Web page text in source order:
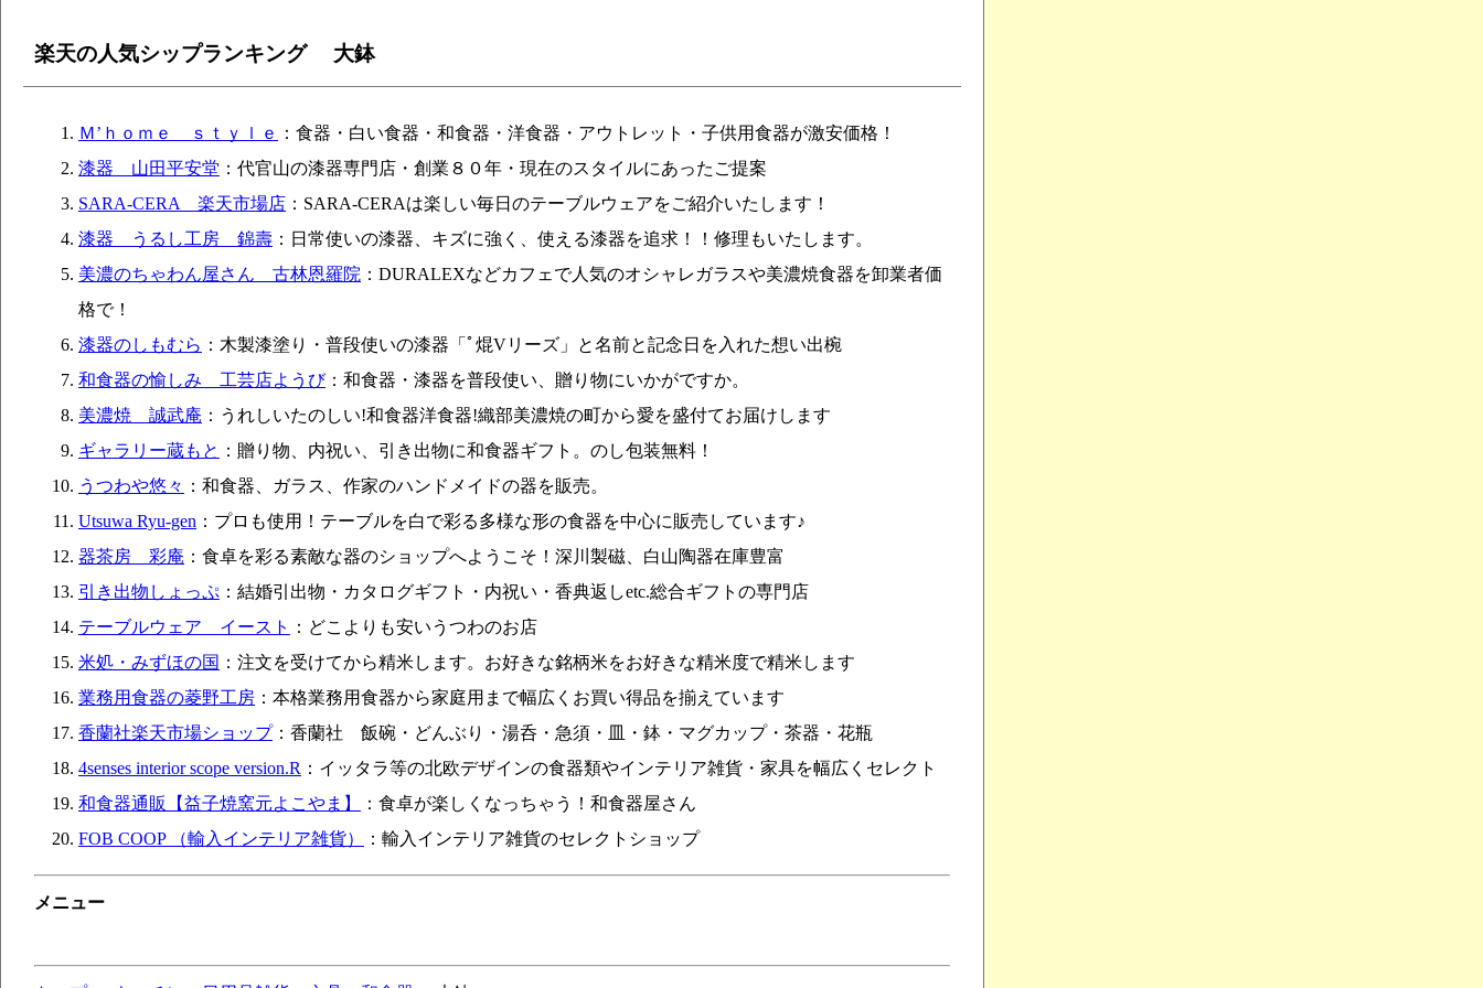
楽天の人気シップランキング 大鉢
Ｍ’ｈｏｍｅ ｓｔｙｌｅ
：食器・白い食器・和食器・洋食器・アウトレット・子供用食器が激安価格！
漆器 山田平安堂 ：代官山の漆器専門店・創業８０年・現在のスタイルにあったご提案
SARA-CERA 楽天市場店 ：SARA-CERAは楽しい毎日のテーブルウェアをご紹介いたします！
漆器 うるし工房 錦壽 ：日常使いの漆器、キズに強く、使える漆器を追求！！修理もいたします。
美濃のちゃわん屋さん 古林恩羅院 ：DURALEXなどカフェで人気のオシャレガラスや美濃焼食器を卸業者価
格で！
漆器のしもむら ：木製漆塗り・普段使いの漆器「ﾟ焜Vリーズ」と名前と記念日を入れた想い出椀
和食器の愉しみ 工芸店ようび：和食器・漆器を普段使い、贈り物にいかがですか。
美濃焼 誠武庵 ：うれしいたのしい!和食器洋食器!織部美濃焼の町から愛を盛付てお届けします
ギャラリー蔵もと ：贈り物、内祝い、引き出物に和食器ギフト。のし包装無料！
うつわや悠々 ：和食器、ガラス、作家のハンドメイドの器を販売。
Utsuwa Ryu-gen ：プロも使用！テーブルを白で彩る多様な形の食器を中心に販売しています♪
器茶房 彩庵 ：食卓を彩る素敵な器のショップへようこそ！深川製磁、白山陶器在庫豊富
引き出物しょっぷ ：結婚引出物・カタログギフト・内祝い・香典返しetc.総合ギフトの専門店
テーブルウェア イースト
：どこよりも安いうつわのお店
米処・みずほの国 ：注文を受けてから精米します。お好きな銘柄米をお好きな精米度で精米します
業務用食器の菱野工房 ：本格業務用食器から家庭用まで幅広くお買い得品を揃えています
香蘭社楽天市場ショップ：香蘭社 飯碗・どんぶり・湯呑・急須・皿・鉢・マグカップ・茶器・花瓶
4senses interior scope version.R ：イッタラ等の北欧デザインの食器類やインテリア雑貨・家具を幅広くセレクト
和食器通販【益子焼窯元よこやま】
：食卓が楽しくなっちゃう！和食器屋さん
FOB COOP （輸入インテリア雑貨）
：輸入インテリア雑貨のセレクトショップ
メニュー